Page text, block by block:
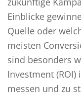
Einblicke
Quelle oder
meisten
sind besonders
Investment
messen und zu